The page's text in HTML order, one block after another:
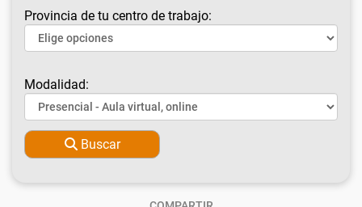
Provincia de tu centro de trabajo:
Modalidad:
Buscar